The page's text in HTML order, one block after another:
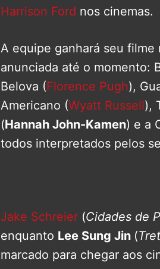
Harrison Ford nos cinemas.
A equipe ganhará seu
anunciada até o momento:
Belova (Florence Pugh),
Americano (Wyatt Russell),
(Hannah John-Kamen) e a
todos interpretados pelos
Jake Schreier (Cidades de
enquanto Lee Sung Jin (
marcado para chegar aos